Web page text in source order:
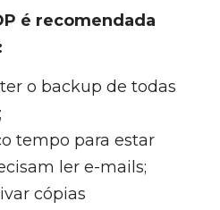
é recomendada
o backup de todas
tempo para estar
ler e-mails;
cópias